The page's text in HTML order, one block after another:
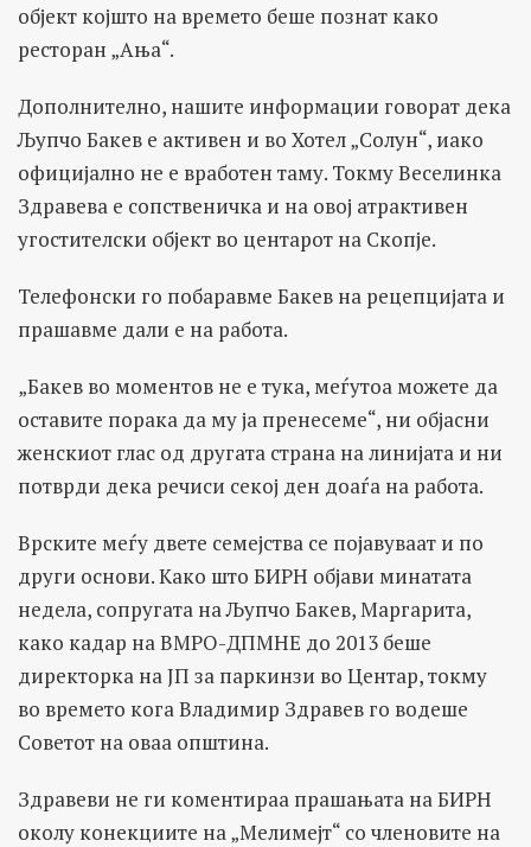
објект којшто на времето беше познат како
ресторан „Ања“.
Дополнително, нашите информации говорат дека
Љупчо Бакев е активен и во Хотел „Солун“, иако
официјално не е вработен таму. Токму Веселинка
Здравева е сопственичка и на овој атрактивен
угостителски објект во центарот на Скопје.
Телефонски го побаравме Бакев на рецепцијата и
прашавме дали е на работа.
„Бакев во моментов не е тука, меѓутоа можете да
оставите порака да му ја пренесеме“, ни објасни
женскиот глас од другата страна на линијата и ни
потврди дека речиси секој ден доаѓа на работа.
Врските меѓу двете семејства се појавуваат и по
други основи. Како што БИРН објави минатата
недела, сопругата на Љупчо Бакев, Маргарита,
како кадар на ВМРО-ДПМНЕ до 2013 беше
директорка на ЈП за паркинзи во Центар, токму
во времето кога Владимир Здравев го водеше
Советот на оваа општина.
Здравеви не ги коментираа прашањата на БИРН
околу конекциите на „Мелимејт“ со членовите на